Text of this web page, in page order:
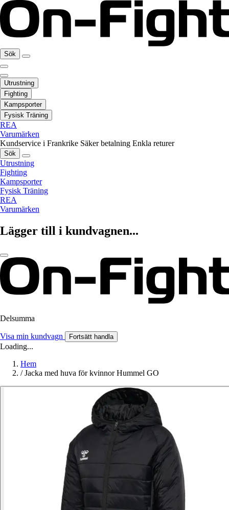
Sök
Utrustning
Fighting
Kampsporter
Fysisk Träning
REA
Varumärken
Kundservice i Frankrike Säker betalning Enkla returer
Sök
Utrustning
Fighting
Kampsporter
Fysisk Träning
REA
Varumärken
Lägger till i kundvagnen...
Delsumma
Visa min kundvagn Fortsätt handla
Loading...
Hem
/ Jacka med huva för kvinnor Hummel GO